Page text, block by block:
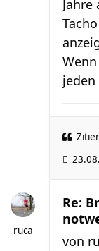
ruca
Re:
von